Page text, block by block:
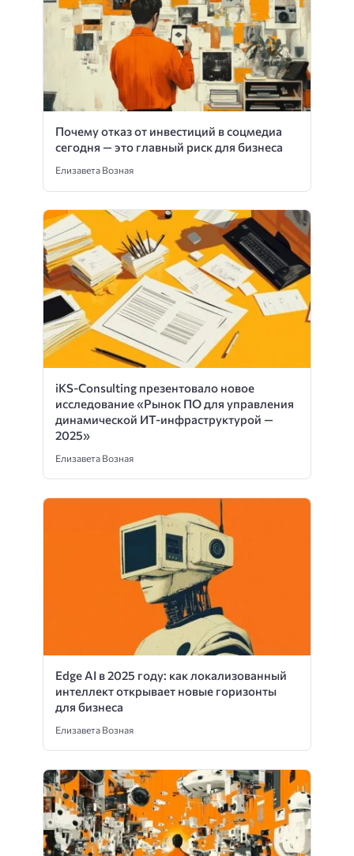
Почему отказ от инвестиций в соцмедиа
сегодня — это главный риск для бизнеса
Елизавета Возная
iKS-Consulting презентовало новое
исследование «Рынок ПО для управления
динамической ИТ-инфраструктурой —
2025»
Елизавета Возная
Edge AI в 2025 году: как локализованный
интеллект открывает новые горизонты
для бизнеса
Елизавета Возная